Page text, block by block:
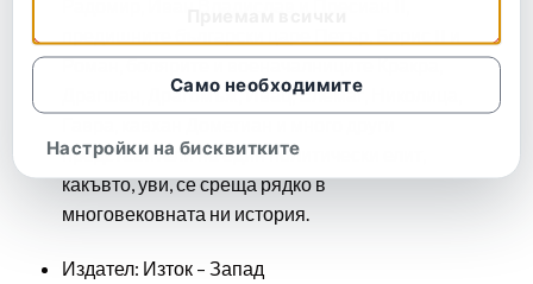
Роман, болярите и военачалниците Кракра,
Драгшан, Драгомъж, Ивац, Елемаг, Николица,
представители на един политически елит,
какъвто, уви, се среща рядко в
многовековната ни история.
Издател: Изток – Запад
Само необходимите
Настройки на бисквитките